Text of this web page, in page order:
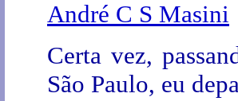
André C S Masini
Certa vez,
São Paulo, eu